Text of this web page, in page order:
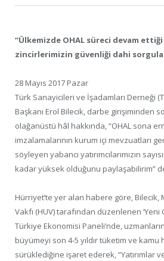
“Ülkemizde OHAL süreci devam
zincirlerimizin güvenliği dahi
28 Mayıs 2017 Pazar
Türk Sanayicileri ve İşadamları Derneği
Başkanı Erol Bilecik, darbe girişiminden
olağanüstü hâl hakkında, “OHAL sona
imzalamalarının kurum içi mevzuatları
söyleyen yabancı yatırımcılarımızın
kadar yüksek olduğunu paylaşabilirim”
Hürriyet’te yer alan habere göre, Bilecik,
Vakfı (HUV) tarafından düzenlenen ‘Yeni
Türkiye Ekonomisi Paneli’nde,
büyümeyi son 4-5 yıldır tüketim ve kamu
sürüklediğine işaret ederek, “Yatırımlar